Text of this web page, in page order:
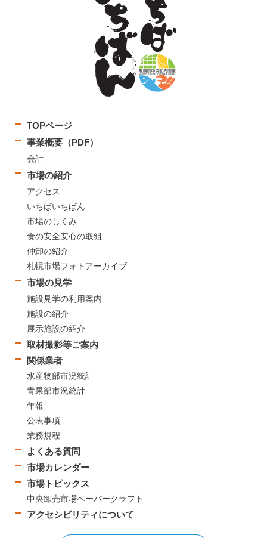
TOPページ
事業概要（PDF）
会計
市場の紹介
アクセス
いちばいちばん
市場のしくみ
食の安全安心の取組
仲卸の紹介
札幌市場フォトアーカイブ
市場の見学
施設見学の利用案内
施設の紹介
展示施設の紹介
取材撮影等ご案内
関係業者
水産物部市況統計
青果部市況統計
年報
公表事項
業務規程
よくある質問
市場カレンダー
市場トピックス
中央卸売市場ペーパークラフト
アクセシビリティについて